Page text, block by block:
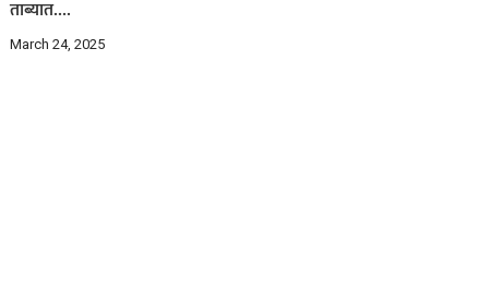
ताब्यात….
March 24, 2025